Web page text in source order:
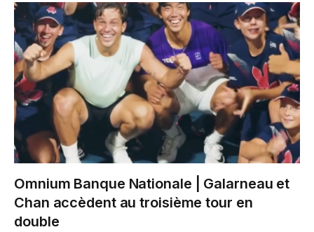
Omnium Banque Nationale | Galarneau et
Chan accèdent au troisième tour en
double